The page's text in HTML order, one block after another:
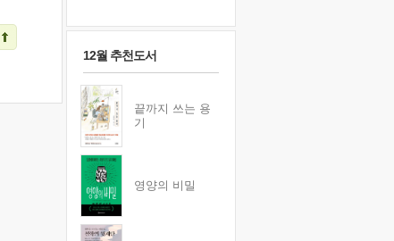
12월 추천도서
끝까지 쓰는 용
기
영양의 비밀